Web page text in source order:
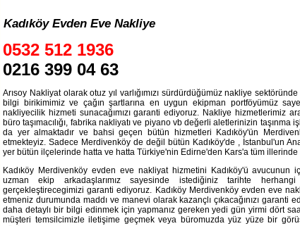
Kadıköy Evden Eve Nakliye
0532 512 1936
0216 399 04 63
Arısoy Nakliyat olarak otuz yıl varlığımızı sürdürdüğümüz nakliye
bilgi birikimimiz ve çağın şartlarına en uygun ekipman portföyümüz
nakliyecilik hizmeti sunacağımızı garanti ediyoruz. Nakliye hizmetlerimiz
büro taşımacılığı, fabrika nakliyatı ve piyano vb değerli aletlerinizin taşınma
da yer almaktadır ve bahsi geçen bütün hizmetleri Kadıköy'ün
etmekteyiz. Sadece Merdivenköy de değil bütün Kadıköy'de , İstanbul'un
yer bütün ilçelerinde hatta ve hatta Türkiye'nin Edirne'den Kars'a tüm
Kadıköy Merdivenköy evden eve nakliyat hizmetini Kadıköy'ü avucunun
uzman ekip arkadaşlarımız sayesinde istediğiniz tarihte
gerçekleştirecegimizi garanti ediyoruz. Kadıköy Merdivenköy evden eve
etmeniz durumunda maddı ve manevi olarak kazançlı çıkacağınızı garanti
daha detaylı bir bilgi edinmek için yapmanız gereken yedi gün yirmi dört
müşteri temsilcimizle iletişime geçmek veya büromuzda yüz yüze bir